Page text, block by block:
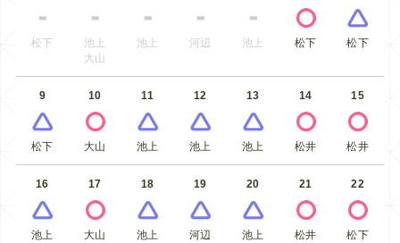
松下
池上
大山
池上 河辺 池上 松下 松下
9
松下
10
大山
11
池上
12
池上
13
池上
14
松井
15
松井
16
池上
17
大山
18
池上
19
河辺
20
池上
21
松井
22
松下